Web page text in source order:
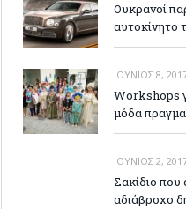
Ουκρανοί
αυτοκίνητο
ΙΟΎΝΙΟΣ 8,
Workshops
μόδα
ΙΟΎΝΙΟΣ 2,
Σακίδιο που
αδιάβροχο